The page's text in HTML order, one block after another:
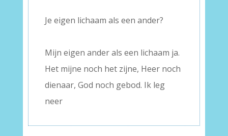
Je eigen lichaam als een ander?
Mijn eigen ander als een lichaam ja.
Het mijne noch het zijne, Heer noch
dienaar, God noch gebod. Ik leg
neer